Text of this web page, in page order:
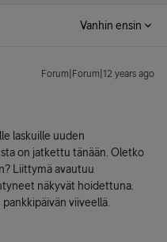
Vanhin ensin
Forum|Forum|12 years ago
laskuille uuden
on jatkettu tänään. Oletko
Liittymä avautuu
näkyvät hoidettuna.
viiveellä.